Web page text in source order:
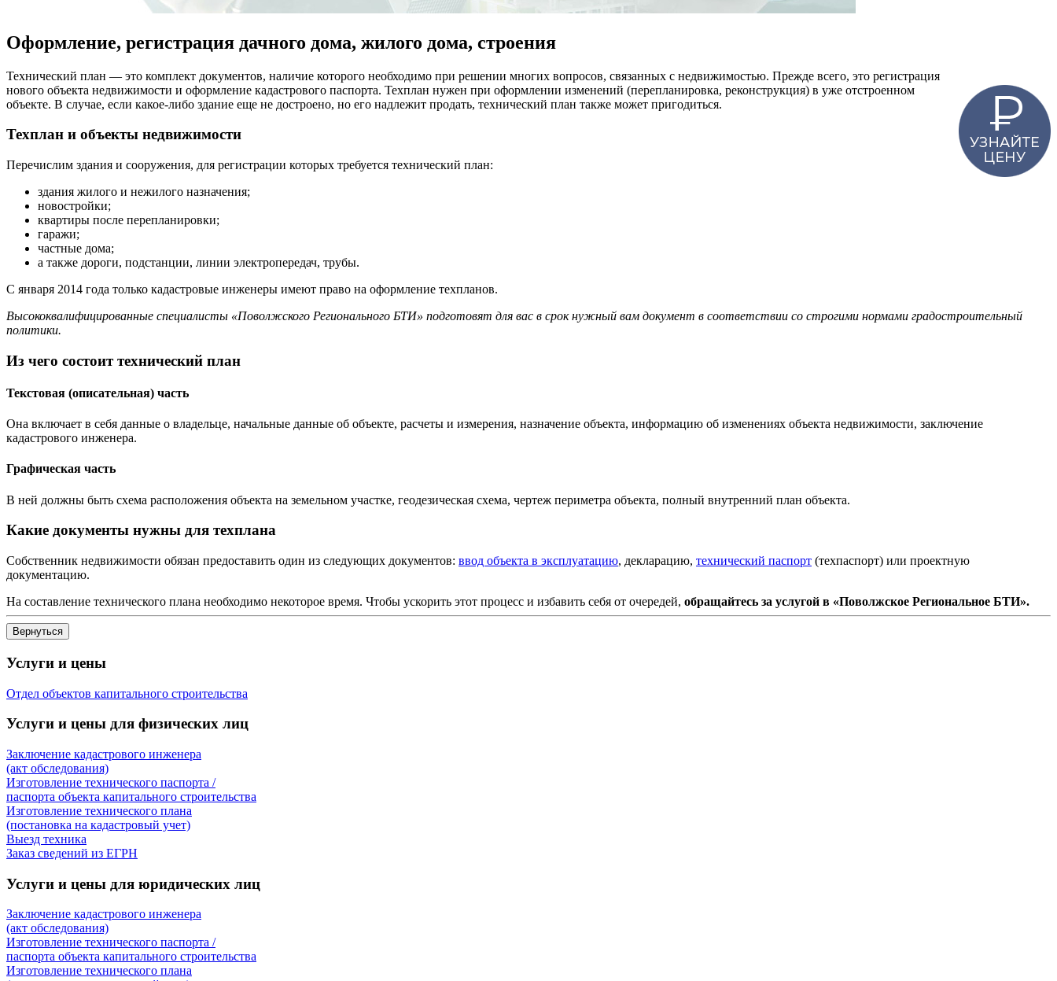
Оформление, регистрация дачного дома, жилого дома, строения
Технический план — это комплект документов, наличие которого необходимо при решении многих вопросов, связанных с недвижимостью. Прежде всего, это регистрация
нового объекта недвижимости и оформление кадастрового паспорта. Техплан нужен при оформлении изменений (перепланировка, реконструкция) в уже отстроенном
объекте. В случае, если какое-либо здание еще не достроено, но его надлежит продать, технический план также может пригодиться.
Техплан и объекты недвижимости
Перечислим здания и сооружения, для регистрации которых требуется технический план:
здания жилого и нежилого назначения;
новостройки;
квартиры после перепланировки;
гаражи;
частные дома;
а также дороги, подстанции, линии электропередач, трубы.
С января 2014 года только кадастровые инженеры имеют право на оформление техпланов.
Высококвалифицированные специалисты «Поволжского Регионального БТИ» подготовят для вас в срок нужный вам документ в соответствии со строгими нормами градостроительный
политики.
Из чего состоит технический план
Текстовая (описательная) часть
Она включает в себя данные о владельце, начальные данные об объекте, расчеты и измерения, назначение объекта, информацию об изменениях объекта недвижимости, заключение
кадастрового инженера.
Графическая часть
В ней должны быть схема расположения объекта на земельном участке, геодезическая схема, чертеж периметра объекта, полный внутренний план объекта.
Какие документы нужны для техплана
Собственник недвижимости обязан предоставить один из следующих документов: ввод объекта в эксплуатацию, декларацию, технический паспорт (техпаспорт) или проектную
документацию.
На составление технического плана необходимо некоторое время. Чтобы ускорить этот процесс и избавить себя от очередей, обращайтесь за услугой в «Поволжское Региональное БТИ».
Услуги и цены
Отдел объектов капитального строительства
Услуги и цены для физических лиц
Заключение кадастрового инженера
(акт обследования)
Изготовление технического паспорта /
паспорта объекта капитального строительства
Изготовление технического плана
(постановка на кадастровый учет)
Выезд техника
Заказ сведений из ЕГРН
Услуги и цены для юридических лиц
Заключение кадастрового инженера
(акт обследования)
Изготовление технического паспорта /
паспорта объекта капитального строительства
Изготовление технического плана